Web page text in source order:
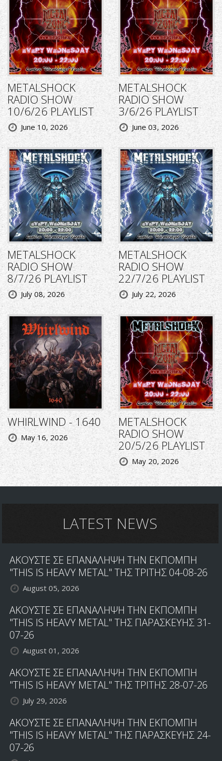
METALSHOCK
RADIO SHOW
10/6/26 PLAYLIST
June 10, 2026
METALSHOCK
RADIO SHOW
3/6/26 PLAYLIST
June 03, 2026
METALSHOCK
RADIO SHOW
8/7/26 PLAYLIST
July 08, 2026
METALSHOCK
RADIO SHOW
22/7/26 PLAYLIST
July 22, 2026
WHIRLWIND - 1640
May 16, 2026
METALSHOCK
RADIO SHOW
20/5/26 PLAYLIST
May 20, 2026
LATEST NEWS
ΑΚΟΥΣΤΕ ΣΕ ΕΠΑΝΑΛΗΨΗ ΤΗΝ ΕΚΠΟΜΠΗ
"THIS IS HEAVY METAL" ΤΗΣ ΤΡΙΤΗΣ 04-08-26
August 05, 2026
ΑΚΟΥΣΤΕ ΣΕ ΕΠΑΝΑΛΗΨΗ ΤΗΝ ΕΚΠΟΜΠΗ
"THIS IS HEAVY METAL" ΤΗΣ ΠΑΡΑΣΚΕΥΗΣ 31-
07-26
August 01, 2026
ΑΚΟΥΣΤΕ ΣΕ ΕΠΑΝΑΛΗΨΗ ΤΗΝ ΕΚΠΟΜΠΗ
"THIS IS HEAVY METAL" ΤΗΣ ΤΡΙΤΗΣ 28-07-26
July 29, 2026
ΑΚΟΥΣΤΕ ΣΕ ΕΠΑΝΑΛΗΨΗ ΤΗΝ ΕΚΠΟΜΠΗ
"THIS IS HEAVY METAL" ΤΗΣ ΠΑΡΑΣΚΕΥΗΣ 24-
07-26